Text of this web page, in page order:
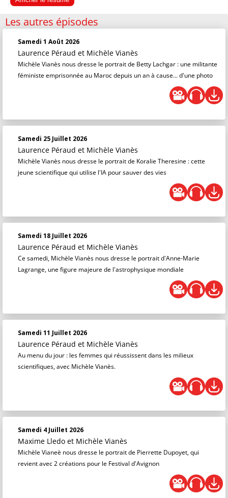
Les autres épisodes
Samedi 1 Août 2026
Laurence Péraud et Michèle Vianès
Michèle Vianès nous dresse le portrait de Betty Lachgar : une militante
féministe emprisonnée au Maroc depuis un an à cause... d'une photo
Samedi 25 Juillet 2026
Laurence Péraud et Michèle Vianès
Michèle Vianès nous dresse le portrait de Koralie Theresine : cette
jeune scientifique qui utilise l'IA pour sauver des vies
Samedi 18 Juillet 2026
Laurence Péraud et Michèle Vianès
Ce samedi, Michèle Vianès nous dresse le portrait d'Anne-Marie
Lagrange, une figure majeure de l'astrophysique mondiale
Samedi 11 Juillet 2026
Laurence Péraud et Michèle Vianès
Au menu du jour : les femmes qui réussissent dans les milieux
scientifiques, avec Michèle Vianès.
Samedi 4 Juillet 2026
Maxime Lledo et Michèle Vianès
Michèle Vianeè nous dresse le portrait de Pierrette Dupoyet, qui
revient avec 2 créations pour le Festival d'Avignon